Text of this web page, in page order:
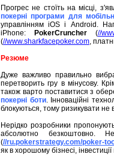
Прогрес не стоїть на місці,
покерні програми для
управлінням iOS і Android.
iPhone:
PokerCruncher(//
(//www.sharkfacepoker.com,
Резюме
Дуже важливо правильно
перетворить гру в мінусову.
також варто поставитися з
покерні боти. Інноваційні
блокуються, тому ризикувати не
Нерідко розробники
абсолютно безкоштовно.
(//ru.pokerstrategy.com/poker-
як в хорошому бізнесі,